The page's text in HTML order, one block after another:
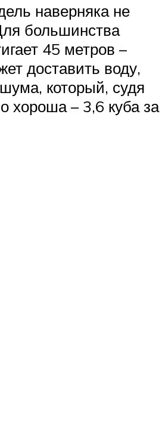
наверняка не
большинства
45 метров –
доставить воду,
который, судя
хороша – 3,6 куба за